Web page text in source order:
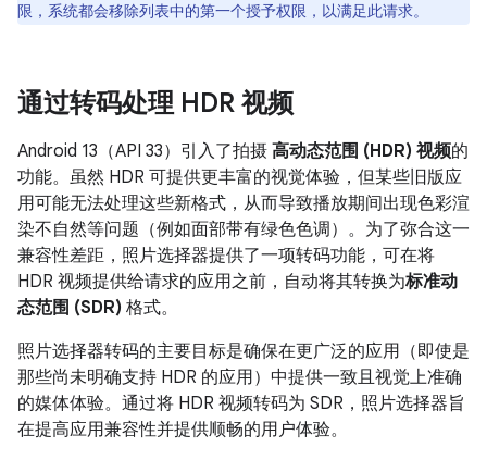
限，系统都会移除列表中的第一个授予权限，以满足此请求。
通过转码处理 HDR 视频
Android 13（API 33）引入了拍摄 高动态范围 (HDR) 视频的
功能。虽然 HDR 可提供更丰富的视觉体验，但某些旧版应
用可能无法处理这些新格式，从而导致播放期间出现色彩渲
染不自然等问题（例如面部带有绿色色调）。为了弥合这一
兼容性差距，照片选择器提供了一项转码功能，可在将
HDR 视频提供给请求的应用之前，自动将其转换为标准动
态范围 (SDR) 格式。
照片选择器转码的主要目标是确保在更广泛的应用（即使是
那些尚未明确支持 HDR 的应用）中提供一致且视觉上准确
的媒体体验。通过将 HDR 视频转码为 SDR，照片选择器旨
在提高应用兼容性并提供顺畅的用户体验。